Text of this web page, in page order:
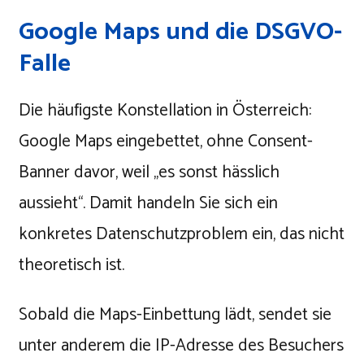
Google Maps und die DSGVO-
Falle
Die häufigste Konstellation in Österreich:
Google Maps eingebettet, ohne Consent-
Banner davor, weil „es sonst hässlich
aussieht“. Damit handeln Sie sich ein
konkretes Datenschutzproblem ein, das nicht
theoretisch ist.
Sobald die Maps-Einbettung lädt, sendet sie
unter anderem die IP-Adresse des Besuchers